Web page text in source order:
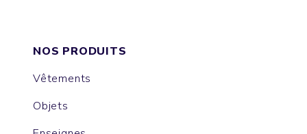
NOS PRODUITS
Vêtements
Objets